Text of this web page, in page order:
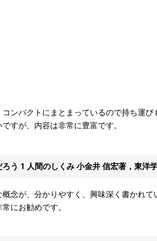
ンパクトにまとまっているので持ち運び
すが、内容は非常に豊富です。
う 1 人間のしくみ 小金井 信宏著，東洋
念が、分かりやすく、興味深く書かれて
にお勧めです。